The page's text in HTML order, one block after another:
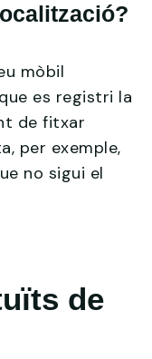
mòbil
es registri la
de fitxar
per exemple,
no sigui el
de